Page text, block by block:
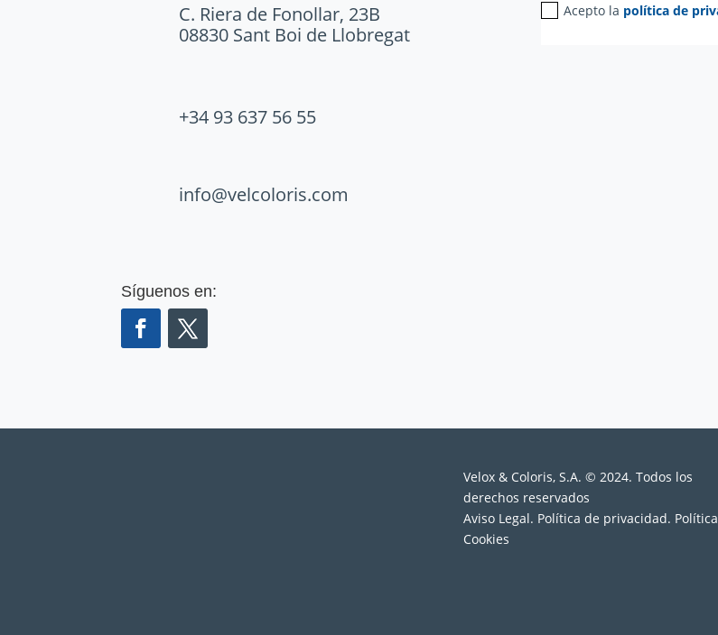
C. Riera de Fonollar, 23B
08830 Sant Boi de Llobregat
+34 93 637 56 55
info@velcoloris.com
Síguenos en:
Acepto la política de
Velox & Coloris, S.A. © 2024. Todos los
derechos reservados
Aviso Legal. Política de privacidad.
Cookies